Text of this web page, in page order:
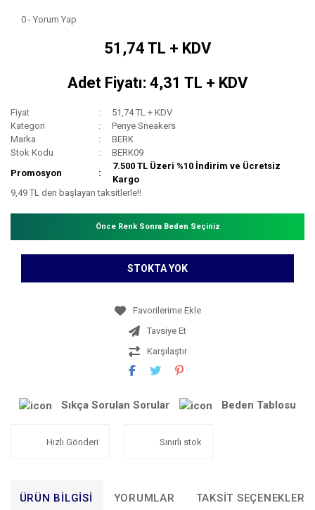
0 - Yorum Yap
51,74 TL + KDV
Adet Fiyatı: 4,31 TL + KDV
Fiyat
51,74 TL + KDV
Kategori
Penye Sneakers
Marka
BERK
Stok Kodu
BERK09
Promosyon
7.500 TL Üzeri %10 İndirim ve Ücretsiz
Kargo
9,49 TL den başlayan taksitlerle!!
Önce Renk Sonra Beden Seçiniz
STOKTA YOK
Tavsiye Et
Karşılaştır
Sıkça Sorulan Sorular Beden Tablosu
Hızlı Gönderi Sınırlı stok
ÜRÜN BILGISI YORUMLAR TAKSIT SEÇENEKLERI